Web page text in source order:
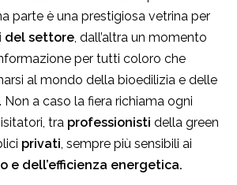
parte è una prestigiosa vetrina per
del settore , dall’altra un momento
per tutti coloro che
al mondo della bioedilizia e delle
a caso la fiera richiama ogni
tra professionisti della green
privati , sempre più sensibili ai
e dell’efficienza energetica.